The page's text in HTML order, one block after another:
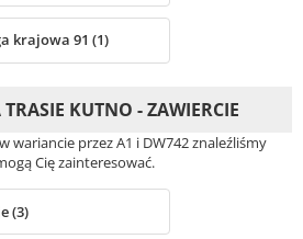
krajowa 91 (1)
KUTNO - ZAWIERCIE
wariancie przez A1 i DW742 znaleźliśmy
Cię zainteresować.
(3)